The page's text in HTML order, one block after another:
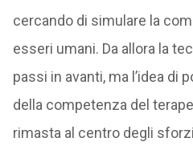
cercando di simulare la
esseri umani. Da allora la
passi in avanti, ma l’idea di
della competenza del
rimasta al centro degli